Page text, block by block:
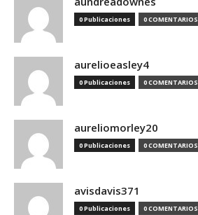
0 Publicaciones 0 COMENTARIOS
aurelioeasley4
0 Publicaciones 0 COMENTARIOS
aureliomorley20
0 Publicaciones 0 COMENTARIOS
avisdavis371
0 Publicaciones 0 COMENTARIOS